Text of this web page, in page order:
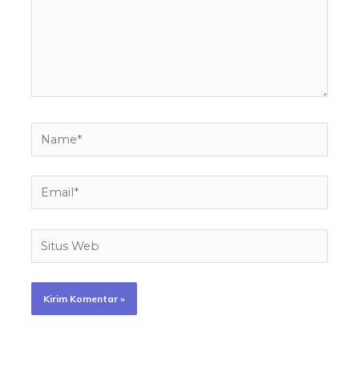
Name*
Email*
Situs
Web